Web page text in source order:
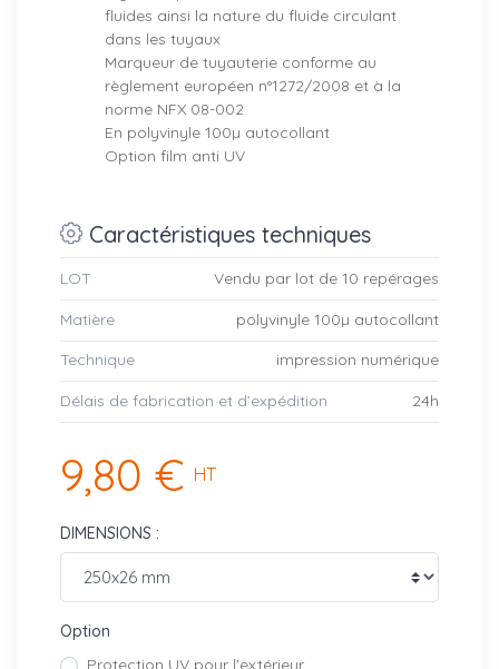
fluides ainsi la nature du fluide circulant
dans les tuyaux
Marqueur de tuyauterie conforme au
règlement européen n°1272/2008 et à la
norme NFX 08-002
En polyvinyle 100µ autocollant
Option film anti UV
Caractéristiques techniques
LOT Vendu par lot de 10 repérages
Matière polyvinyle 100µ autocollant
Technique impression numérique
Délais de fabrication et d’expédition 24h
9,80 € HT
DIMENSIONS :
Option
Protection UV pour l'extérieur